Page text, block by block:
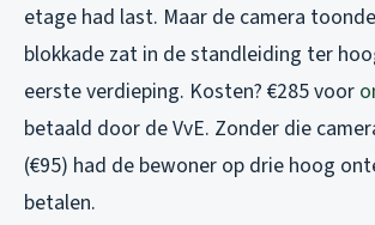
etage had last. Maar de camera
blokkade zat in de standleiding ter
eerste verdieping. Kosten? €285 voor
betaald door de VvE. Zonder die
(€95) had de bewoner op drie hoog
betalen.